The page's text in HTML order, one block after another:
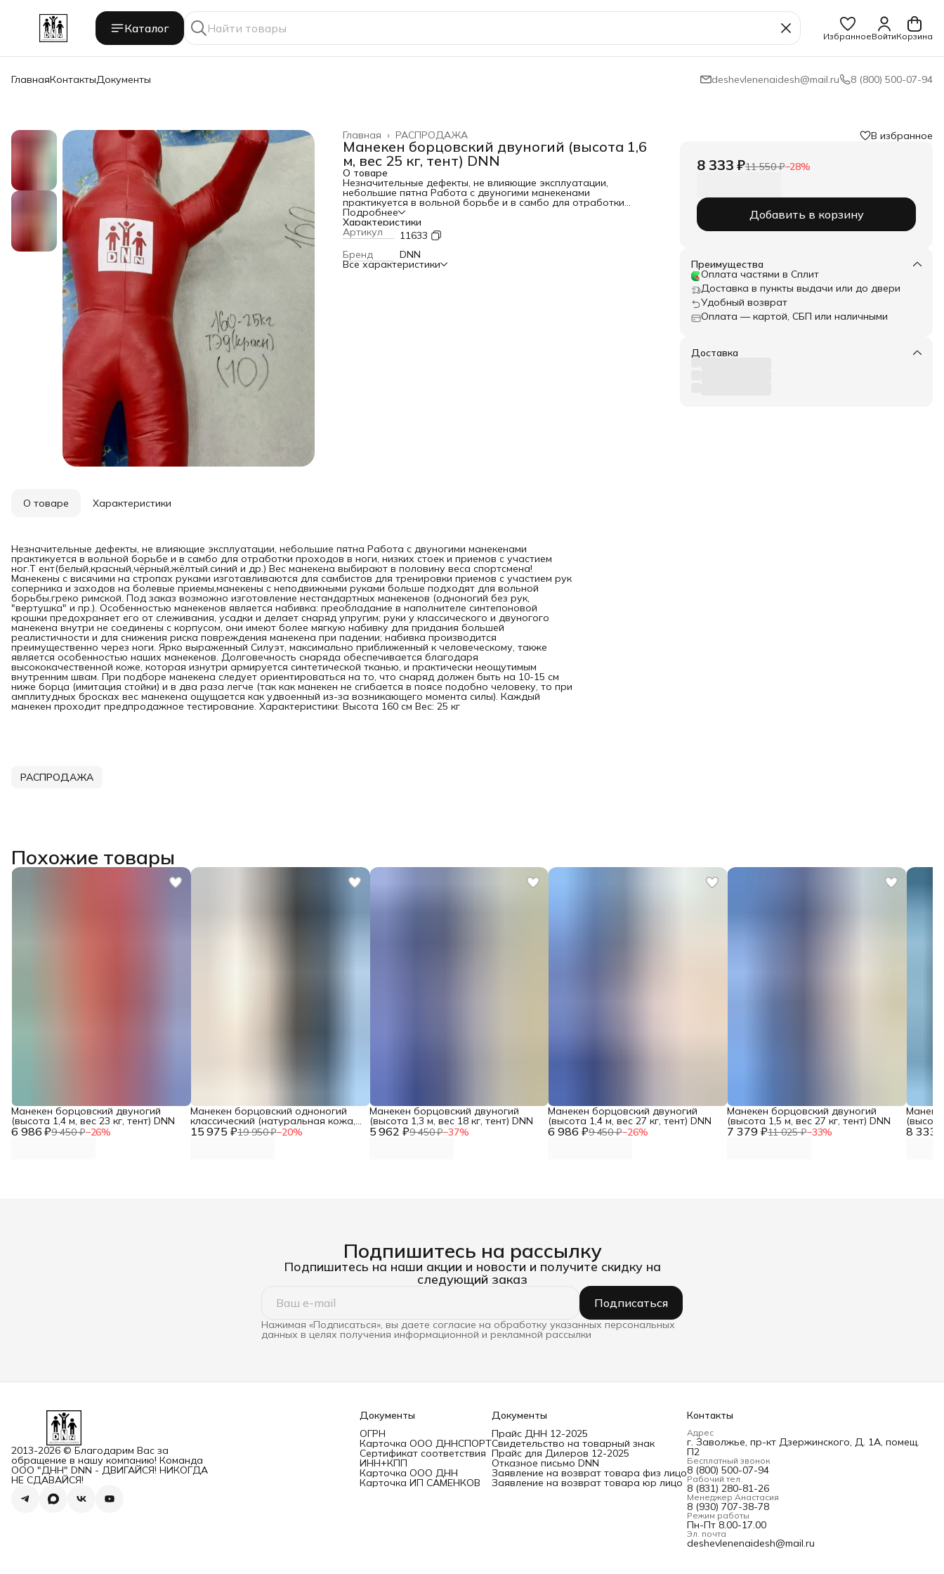
Каталог
ИзбранноеВойтиКорзина
ГлавнаяКонтактыДокументы deshevlenenaidesh@mail.ru 8 (800) 500-07-94
РАСПРОДАЖА
Главная ›
Манекен борцовский двуногий (высота 1,6
м, вес 25 кг, тент) DNN
О товаре
Незначительные дефекты, не влияющие эксплуатации,
небольшие пятна Работа с двуногими манекенами
практикуется в вольной борьбе и в самбо для отработки
проходов в ноги, низких стоек и приемов с участием ног.Т
ент(белый,красный,чёрный,жёлтый.синий и др.) Вес манекена
выбирают в половину веса спортсмена! Манекены с висячими
на стропах руками изготавливаются для самбистов для
тренировки приемов с участием рук соперника и заходов на
болевые приемы,манекены с неподвижными руками больше
подходят для вольной борьбы,греко римской. Под заказ
Подробнее
Характеристики
Артикул
11633
Бренд
DNN
Все характеристики
В избранное
8 333 ₽11 550 ₽−28%
Добавить в корзину
Преимущества
Оплата частями в Сплит
Доставка в пункты выдачи или до двери
Удобный возврат
Оплата — картой, СБП или наличными
Доставка
О товаре Характеристики
Незначительные дефекты, не влияющие эксплуатации, небольшие пятна Работа с двуногими манекенами
практикуется в вольной борьбе и в самбо для отработки проходов в ноги, низких стоек и приемов с участием
ног.Т ент(белый,красный,чёрный,жёлтый.синий и др.) Вес манекена выбирают в половину веса спортсмена!
Манекены с висячими на стропах руками изготавливаются для самбистов для тренировки приемов с участием рук
соперника и заходов на болевые приемы,манекены с неподвижными руками больше подходят для вольной
борьбы,греко римской. Под заказ возможно изготовление нестандартных манекенов (одноногий без рук,
"вертушка" и пр.). Особенностью манекенов является набивка: преобладание в наполнителе синтепоновой
крошки предохраняет его от слеживания, усадки и делает снаряд упругим; руки у классического и двуногого
манекена внутри не соединены с корпусом, они имеют более мягкую набивку для придания большей
реалистичности и для снижения риска повреждения манекена при падении; набивка производится
преимущественно через ноги. Ярко выраженный Силуэт, максимально приближенный к человеческому, также
является особенностью наших манекенов. Долговечность снаряда обеспечивается благодаря
высококачественной коже, которая изнутри армируется синтетической тканью, и практически неощутимым
внутренним швам. При подборе манекена следует ориентироваться на то, что снаряд должен быть на 10-15 см
ниже борца (имитация стойки) и в два раза легче (так как манекен не сгибается в поясе подобно человеку, то при
амплитудных бросках вес манекена ощущается как удвоенный из-за возникающего момента силы). Каждый
манекен проходит предпродажное тестирование. Характеристики: Высота 160 см Вес: 25 кг
РАСПРОДАЖА
Похожие товары
6 986 ₽9 450 ₽−26%
Манекен борцовский двуногий
(высота 1,4 м, вес 23 кг, тент) DNN
15 975 ₽19 950 ₽−20%
Манекен борцовский одноногий
классический (натуральная кожа,
высота-1,3м, вес 19 кг, толщина 5 962 ₽9 450 ₽−37%
Манекен борцовский двуногий
(высота 1,3 м, вес 18 кг, тент) DNN
6 986 ₽9 450 ₽−26%
Манекен борцовский двуногий
(высота 1,4 м, вес 27 кг, тент) DNN
7 379 ₽11 025 ₽−33%
Манекен борцовский двуногий
(высота 1,5 м, вес 27 кг, тент) DNN
8 333
Подпишитесь на рассылку
Подпишитесь на наши акции и новости и получите скидку на
следующий заказ
Подписаться
Нажимая «Подписаться», вы даете согласие на обработку указанных персональных
данных в целях получения информационной и рекламной рассылки
2013-2026 © Благодарим Вас за
обращение в нашу компанию! Команда
ООО "ДНН" DNN - ДВИГАЙСЯ! НИКОГДА
НЕ СДАВАЙСЯ!
Документы
ОГРН
Карточка ООО ДННСПОРТ
Сертификат соответствия
ИНН+КПП
Карточка ООО ДНН
Карточка ИП САМЕНКОВ
Документы
Прайс ДНН 12-2025
Свидетельство на товарный знак
Прайс для Дилеров 12-2025
Отказное письмо DNN
Заявление на возврат товара физ лицо
Заявление на возврат товара юр лицо
Контакты
Адрес
г. Заволжье, пр-кт Дзержинского, Д. 1А, помещ.
П2
Бесплатный звонок
8 (800) 500-07-94
Рабочий тел.
8 (831) 280-81-26
Менеджер Анастасия
8 (930) 707-38-78
Режим работы
Пн-Пт 8.00-17.00
Эл. почта
deshevlenenaidesh@mail.ru